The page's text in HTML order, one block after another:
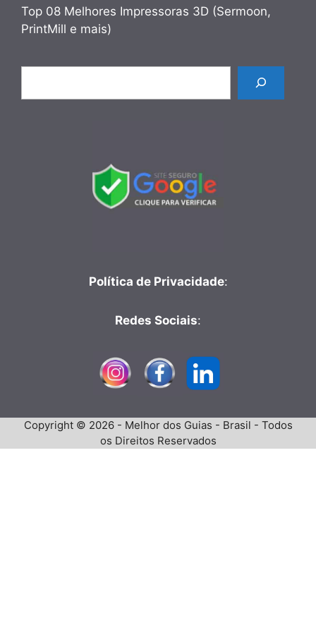
Top 08 Melhores Impressoras 3D (Sermoon,
PrintMill e mais)
Política de Privacidade:
Redes Sociais:
Copyright © 2026 - Melhor dos Guias - Brasil - Todos
os Direitos Reservados